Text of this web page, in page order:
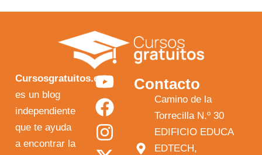
Cursosgratuitos.es
es un blog
independiente
que te ayuda
a encontrar la
Y
o
u
t
F
a
c
e
I
n
s
t
X
-
t
w
Contacto
Camino de la
Torrecilla N.º 30
EDIFICIO EDUCA
EDTECH,